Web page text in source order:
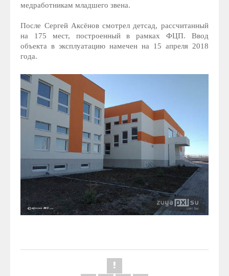
медработникам младшего звена.
После Сергей Аксёнов смотрел детсад, рассчитанный
на 175 мест, построенный в рамках ФЦП. Ввод
объекта в эксплуатацию намечен на 15 апреля 2018
года.